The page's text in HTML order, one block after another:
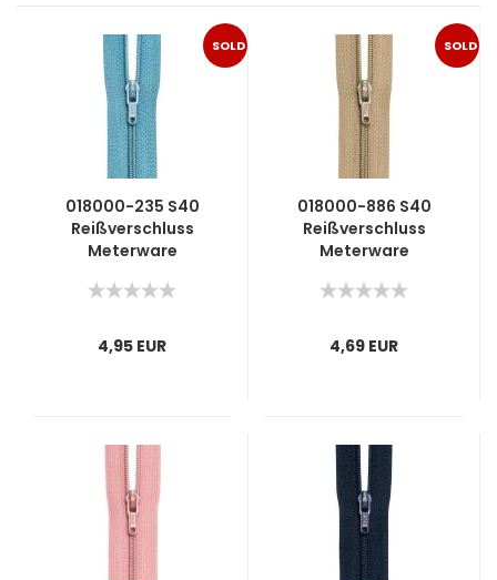
SOLD
018000-235 S40
Reißverschluss
Meterware
4,95 EUR
SOLD
018000-886 S40
Reißverschluss
Meterware
4,69 EUR